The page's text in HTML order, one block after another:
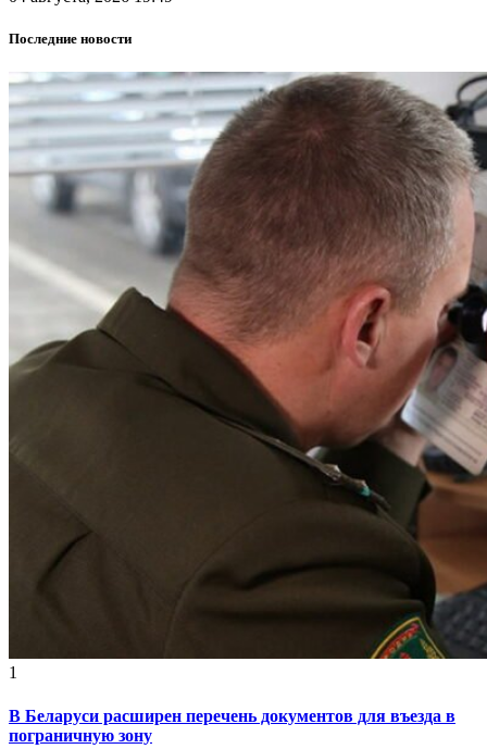
Последние новости
1
В Беларуси расширен перечень документов для въезда в
пограничную зону